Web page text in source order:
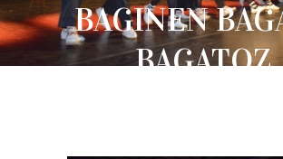
BAGINEN
BAGATOZ